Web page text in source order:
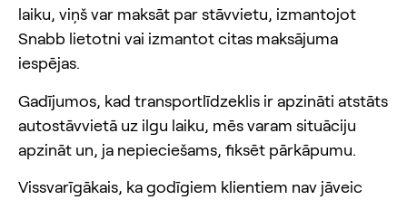
laiku, viņš var maksāt par stāvvietu, izmantojot
Snabb lietotni vai izmantot citas maksājuma
iespējas.
Gadījumos, kad transportlīdzeklis ir apzināti atstāts
autostāvvietā uz ilgu laiku, mēs varam situāciju
apzināt un, ja nepieciešams, fiksēt pārkāpumu.
Vissvarīgākais, ka godīgiem klientiem nav jāveic